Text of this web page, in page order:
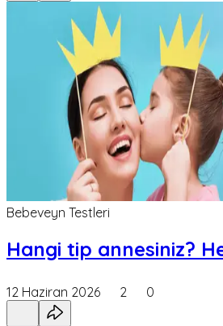
Bebeveyn Testleri
Hangi tip annesiniz?
12 Haziran 2026 2 0